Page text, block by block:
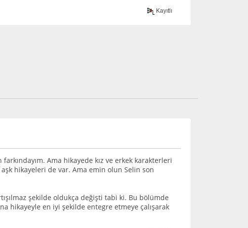
Kayıtlı
Ama hikayede kız ve erkek karakterleri
hikayeleri de var. Ama emin olun Selin son
şekilde oldukça değişti tabi ki. Bu bölümde
hikayeyle en iyi şekilde entegre etmeye çalışarak